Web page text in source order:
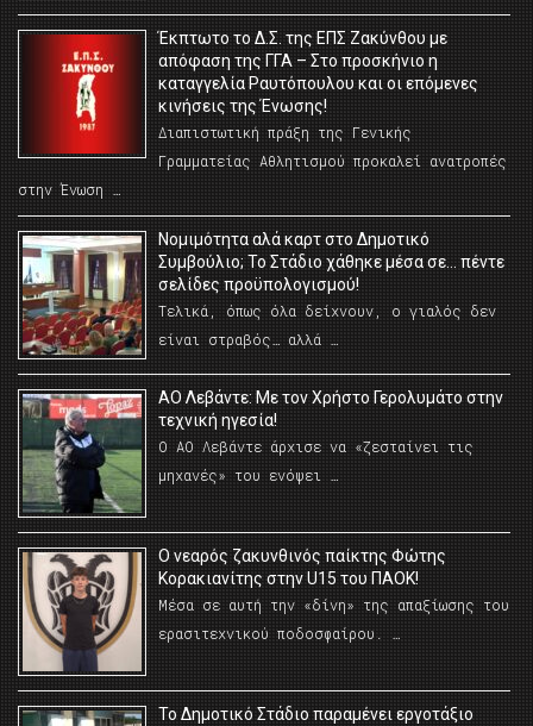
Έκπτωτο το Δ.Σ. της ΕΠΣ Ζακύνθου με
απόφαση της ΓΓΑ – Στο προσκήνιο η
καταγγελία Ραυτόπουλου και οι επόμενες
κινήσεις της Ένωσης!
Διαπιστωτική πράξη της Γενικής
Γραμματείας Αθλητισμού προκαλεί ανατροπές
στην Ένωση …
Νομιμότητα αλά καρτ στο Δημοτικό
Συμβούλιο; Το Στάδιο χάθηκε μέσα σε… πέντε
σελίδες προϋπολογισμού!
Τελικά, όπως όλα δείχνουν, ο γιαλός δεν
είναι στραβός… αλλά …
ΑΟ Λεβάντε: Με τον Χρήστο Γερολυμάτο στην
τεχνική ηγεσία!
Ο ΑΟ Λεβάντε άρχισε να «ζεσταίνει τις
μηχανές» του ενόψει …
O νεαρός ζακυνθινός παίκτης Φώτης
Κορακιανίτης στην U15 του ΠΑΟΚ!
Μέσα σε αυτή την «δίνη» της απαξίωσης του
ερασιτεχνικού ποδοσφαίρου. …
Το Δημοτικό Στάδιο παραμένει εργοτάξιο